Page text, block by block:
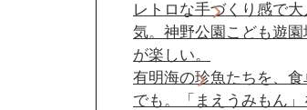
レトロな手づくり感で大
気。神野公園こども遊園
が楽しい。
有明海の珍魚たちを、食
でも。「まえうみもん」